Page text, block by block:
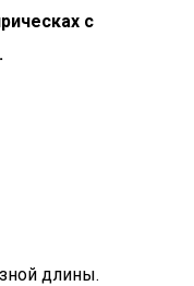
с
длины.